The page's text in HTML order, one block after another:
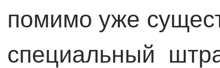
помимо уже
специальный